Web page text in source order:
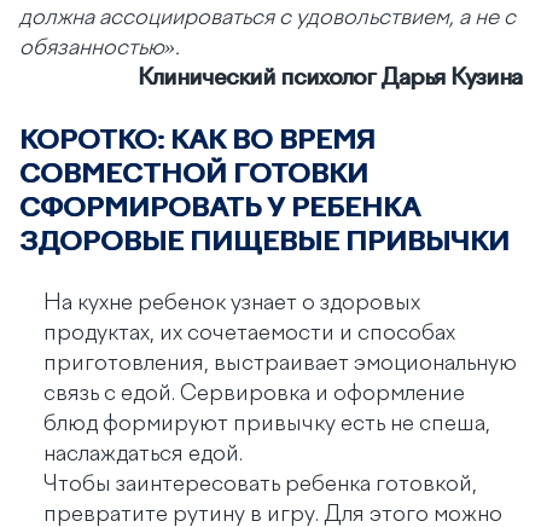
должна ассоциироваться с удовольствием, а не с
обязанностью».
Клинический психолог Дарья Кузина
КОРОТКО: КАК ВО ВРЕМЯ
СОВМЕСТНОЙ ГОТОВКИ
СФОРМИРОВАТЬ У РЕБЕНКА
ЗДОРОВЫЕ ПИЩЕВЫЕ ПРИВЫЧКИ
На кухне ребенок узнает о здоровых
продуктах, их сочетаемости и способах
приготовления, выстраивает эмоциональную
связь с едой. Сервировка и оформление
блюд формируют привычку есть не спеша,
наслаждаться едой.
Чтобы заинтересовать ребенка готовкой,
превратите рутину в игру. Для этого можно